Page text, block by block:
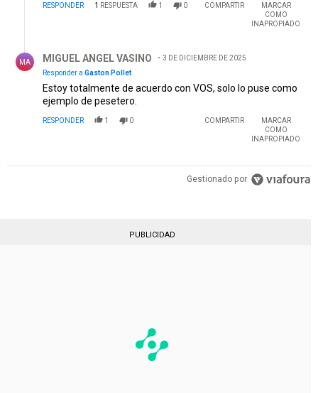
RESPONDER 1 RESPUESTA 1 0 COMPARTIR
MARCAR
COMO
INAPROPIADO
MA MIGUEL ANGEL VASINO
3 DE DICIEMBRE DE 2025
Responder a Gaston Pollet
Estoy totalmente de acuerdo con VOS, solo lo puse como
ejemplo de pesetero.
RESPONDER 1 0 COMPARTIR
MARCAR
COMO
INAPROPIADO
Gestionado por
PUBLICIDAD